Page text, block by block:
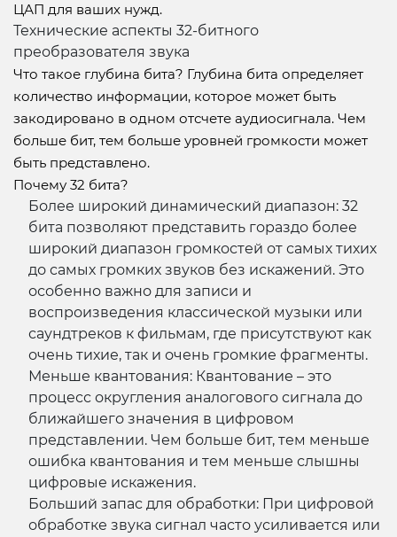
ЦАП для ваших нужд.
Технические аспекты 32-битного
преобразователя звука
Что такое глубина бита? Глубина бита определяет
количество информации, которое может быть
закодировано в одном отсчете аудиосигнала. Чем
больше бит, тем больше уровней громкости может
быть представлено.
Почему 32 бита?
Более широкий динамический диапазон: 32
бита позволяют представить гораздо более
широкий диапазон громкостей от самых тихих
до самых громких звуков без искажений. Это
особенно важно для записи и
воспроизведения классической музыки или
саундтреков к фильмам, где присутствуют как
очень тихие, так и очень громкие фрагменты.
Меньше квантования: Квантование – это
процесс округления аналогового сигнала до
ближайшего значения в цифровом
представлении. Чем больше бит, тем меньше
ошибка квантования и тем меньше слышны
цифровые искажения.
Больший запас для обработки: При цифровой
обработке звука сигнал часто усиливается или